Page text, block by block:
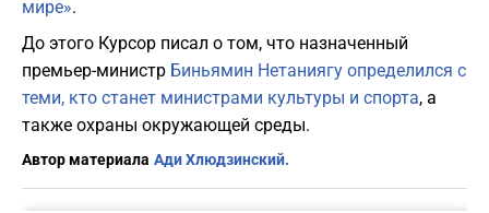
мире».
До этого Курсор писал о том, что назначенный
премьер-министр Биньямин Нетаниягу определился с
теми, кто станет министрами культуры и спорта, а
также охраны окружающей среды.
Автор материала Ади Хлюдзинский.